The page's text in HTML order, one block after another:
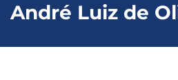
André Luiz de